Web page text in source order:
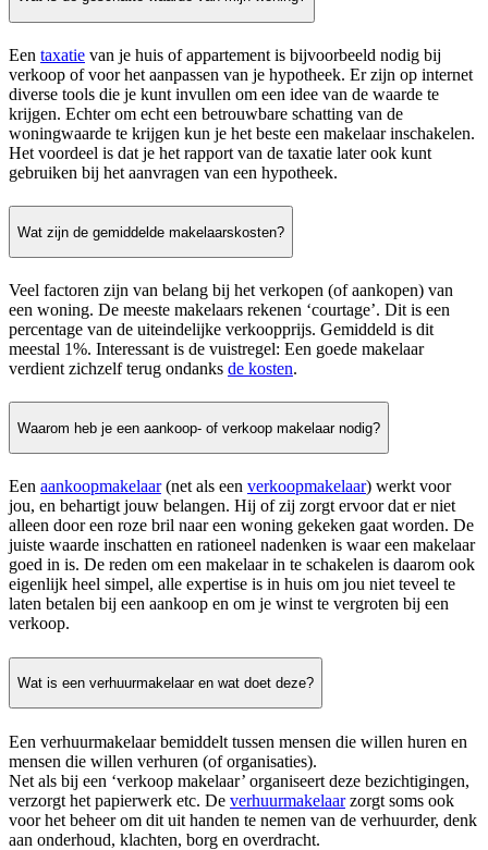
Een taxatie van je huis of appartement is bijvoorbeeld nodig bij
verkoop of voor het aanpassen van je hypotheek. Er zijn op internet
diverse tools die je kunt invullen om een idee van de waarde te
krijgen. Echter om echt een betrouwbare schatting van de
woningwaarde te krijgen kun je het beste een makelaar inschakelen.
Het voordeel is dat je het rapport van de taxatie later ook kunt
gebruiken bij het aanvragen van een hypotheek.
Wat zijn de gemiddelde makelaarskosten?
Veel factoren zijn van belang bij het verkopen (of aankopen) van
een woning. De meeste makelaars rekenen ‘courtage’. Dit is een
percentage van de uiteindelijke verkoopprijs. Gemiddeld is dit
meestal 1%. Interessant is de vuistregel: Een goede makelaar
verdient zichzelf terug ondanks de kosten.
Waarom heb je een aankoop- of verkoop makelaar nodig?
Een aankoopmakelaar(net als een verkoopmakelaar) werkt voor
jou, en behartigt jouw belangen. Hij of zij zorgt ervoor dat er niet
alleen door een roze bril naar een woning gekeken gaat worden. De
juiste waarde inschatten en rationeel nadenken is waar een makelaar
goed in is. De reden om een makelaar in te schakelen is daarom ook
eigenlijk heel simpel, alle expertise is in huis om jou niet teveel te
laten betalen bij een aankoop en om je winst te vergroten bij een
verkoop.
Wat is een verhuurmakelaar en wat doet deze?
Een verhuurmakelaar bemiddelt tussen mensen die willen huren en
mensen die willen verhuren (of organisaties).
Net als bij een ‘verkoop makelaar’ organiseert deze bezichtigingen,
verzorgt het papierwerk etc. De verhuurmakelaarzorgt soms ook
voor het beheer om dit uit handen te nemen van de verhuurder, denk
aan onderhoud, klachten, borg en overdracht.